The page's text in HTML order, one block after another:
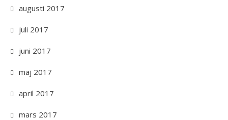
augusti 2017
juli 2017
juni 2017
maj 2017
april 2017
mars 2017